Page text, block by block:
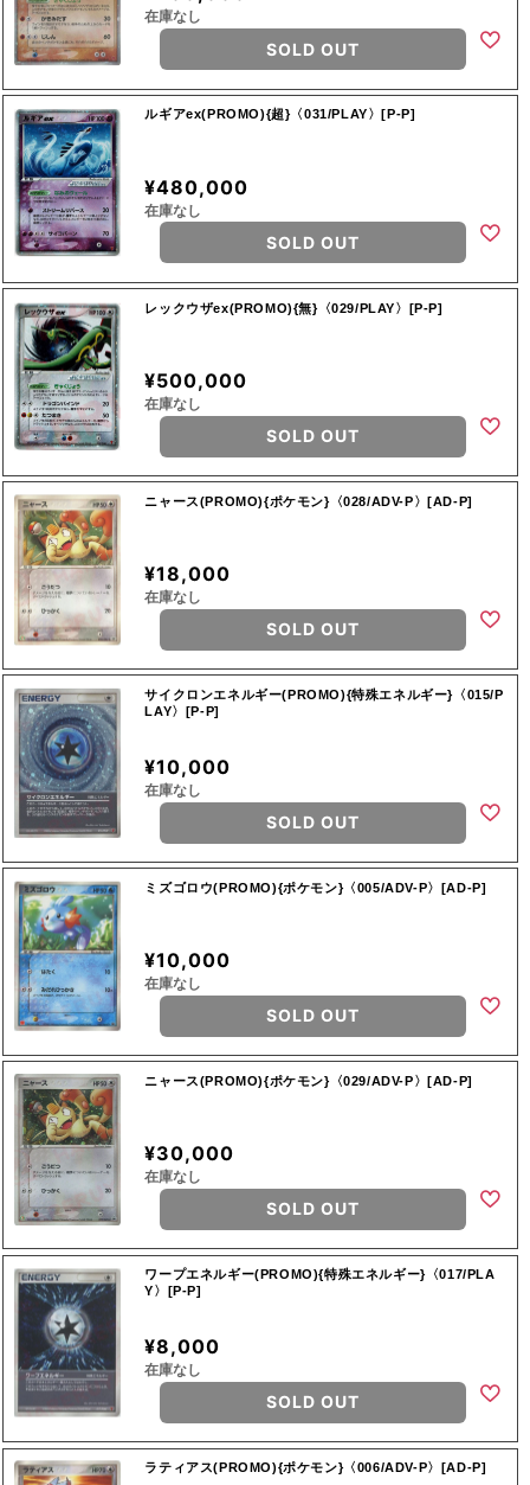
在庫なし
SOLD OUT
ルギアex(PROMO){超}〈031/PLAY〉[P-P]
¥480,000
在庫なし
SOLD OUT
レックウザex(PROMO){無}〈029/PLAY〉[P-P]
¥500,000
在庫なし
SOLD OUT
ニャース(PROMO){ポケモン}〈028/ADV-P〉[AD-P]
¥18,000
在庫なし
SOLD OUT
サイクロンエネルギー(PROMO){特殊エネルギー}〈015/P
LAY〉[P-P]
¥10,000
在庫なし
SOLD OUT
ミズゴロウ(PROMO){ポケモン}〈005/ADV-P〉[AD-P]
¥10,000
在庫なし
SOLD OUT
ニャース(PROMO){ポケモン}〈029/ADV-P〉[AD-P]
¥30,000
在庫なし
SOLD OUT
ワープエネルギー(PROMO){特殊エネルギー}〈017/PLA
Y〉[P-P]
¥8,000
在庫なし
SOLD OUT
ラティアス(PROMO){ポケモン}〈006/ADV-P〉[AD-P]